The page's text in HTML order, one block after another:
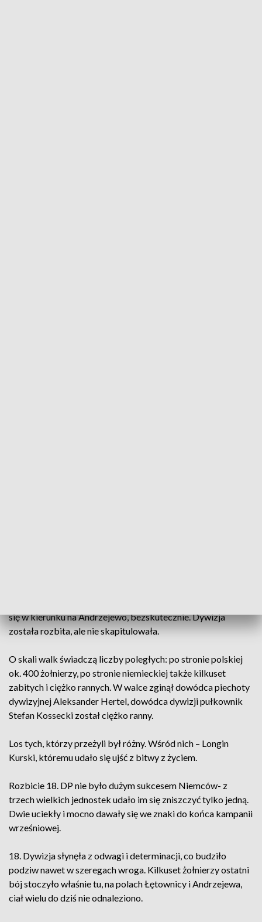
się w kierunku na Andrzejewo, bezskutecznie. Dywizja
została rozbita, ale nie skapitulowała.
O skali walk świadczą liczby poległych: po stronie polskiej
ok. 400 żołnierzy, po stronie niemieckiej także kilkuset
zabitych i ciężko rannych. W walce zginął dowódca piechoty
dywizyjnej Aleksander Hertel, dowódca dywizji pułkownik
Stefan Kossecki został ciężko ranny.
Los tych, którzy przeżyli był różny. Wśród nich – Longin
Kurski, któremu udało się ujść z bitwy z życiem.
Rozbicie 18. DP nie było dużym sukcesem Niemców- z
trzech wielkich jednostek udało im się zniszczyć tylko jedną.
Dwie uciekły i mocno dawały się we znaki do końca kampanii
wrześniowej.
18. Dywizja słynęła z odwagi i determinacji, co budziło
podziw nawet w szeregach wroga. Kilkuset żołnierzy ostatni
bój stoczyło właśnie tu, na polach Łętownicy i Andrzejewa,
ciał wielu do dziś nie odnaleziono.